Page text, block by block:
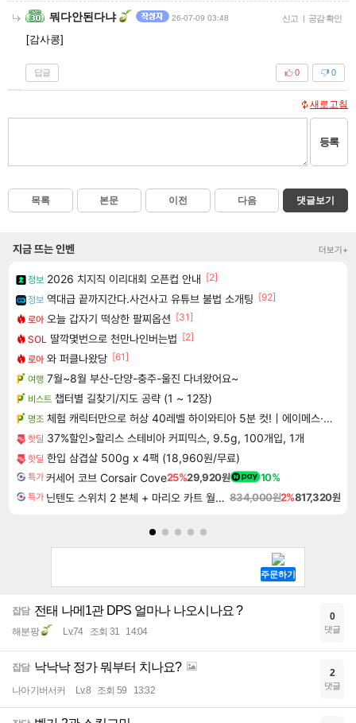
뭐다안된다냐 26-07-09 03:48 신고 | 공감 확인
[감사콩]
답글 0
0
새로고침
등록
목록 본문 이전 다음 댓글보기
지금 뜨는 인벤 더보기+
정보 2026 치지직 이리대회 오픈컵 안내 [2]
정보 역대급 끝까지간다.사건사고 유튜브 불법 소개팅 [92]
로아 오늘 갑자기 떡상한 팔찌옵션 [31]
SOL 딸깍몇번으로 천만나인버는법 [2]
로아 와 퍼클나왔당 [61]
여행 7월~8월 부산-단양-충주-울진 다녀왔어요~
비스트 챕터별 길찾기/지도 공략 (1 ~ 12장)
명조 체험 캐릭터만으로 허상 40레벨 하이와티아 5분 컷!｜에이메스·린네·모니에 명함
핫딜 37%할인>할리스 스테비아 커피믹스, 9.5g, 100개입, 1개
핫딜 한입 삼겹살 500g x 4팩 (18,960원/무료)
특가 커세어 코브 Corsair Cove25%29,920원 10%
특가 닌텐도 스위치 2 본체 + 마리오 카트 월드 + 포켓몬 포코피아 번들 834,000원2%817,320원
잡담 전태 나메1관 DPS 얼마나 나오시나요 ?
해분팡 Lv.74 조회 31 14:04
0
댓글
잡담 낙낙낙 정가 뭐부터 치나요?
나아기버서커 Lv.8 조회 59 13:32
2
댓글